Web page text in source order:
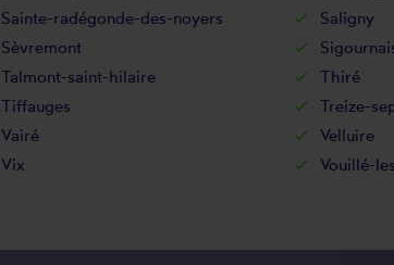
Sainte-radégonde-des-noyers
Saligny
Sèvremont
Talmont-saint-hilaire
Thiré
Tiffauges
Treize-
Vairé
Velluire
Vix
Vouillé-